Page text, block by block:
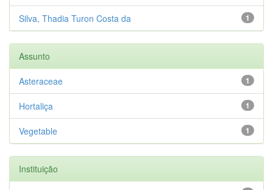
1
Silva, Thadia Turon Costa da
Assunto
1
Asteraceae
1
Hortaliça
1
Vegetable
Instituição